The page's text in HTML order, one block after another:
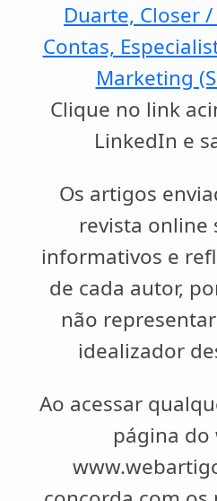
Duarte, Closer
Contas,
Marketing
Clique no link
LinkedIn e
Os artigos
revista online
informativos e
de cada autor,
não
idealizador
Ao acessar
página do